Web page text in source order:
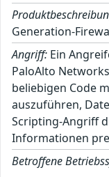
Generation-
Angriff: Ein
PaloAlto
beliebigen Code
auszuführen,
Scripting-Angriff
Informationen
Betroffene